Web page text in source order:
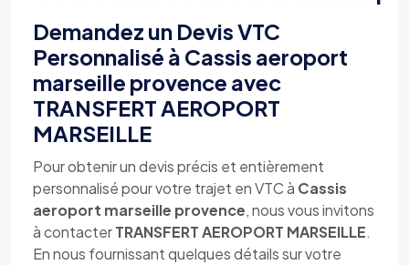
Demandez un Devis VTC
Personnalisé à Cassis aeroport
marseille provence avec
TRANSFERT AEROPORT
MARSEILLE
Pour obtenir un devis précis et entièrement
personnalisé pour votre trajet en VTC à Cassis
aeroport marseille provence, nous vous invitons
à contacterTRANSFERT AEROPORT MARSEILLE.
En nous fournissant quelques détails sur votre